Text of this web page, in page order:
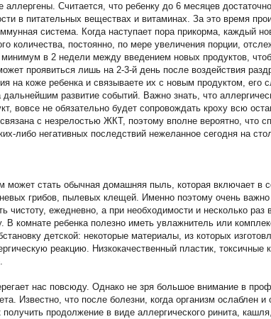
аллергены. Считается, что ребенку до 6 месяцев
в питательных веществах и витаминах. За это время
система. Когда наступает пора прикорма, каждый
количества, постоянно, по мере увеличения порции,
минимум в 2 недели между введением новых продуктов,
проявиться лишь на 2-3-й день после воздействия
на коже ребенка и связываете их с новым продуктом, его
развитие событий. Важно знать, что
вовсе не обязательно будет сопровождать кроху всю
с незрелостью ЖКТ, поэтому вполне вероятно, что
либо негативных последствий нежеланное сегодня на
может стать обычная домашняя пыль, которая включает в
грибов, пылевых клещей. Именно поэтому очень
чистоту, ежедневно, а при необходимости и несколько
В комнате ребенка полезно иметь увлажнитель или
детской: некоторые материалы, из которых
реакцию. Низкокачественный пластик, токсичные
нас повсюду. Однако не зря большое внимание в
Известно, что после болезни, когда организм ослаблен
продолжение в виде аллергического ринита,